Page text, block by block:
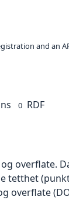
and an
0 RDF
overflate.
tetthet
overflate